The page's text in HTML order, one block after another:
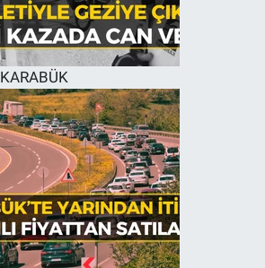
KARABÜK
Tüm Manşetler
Son Dakika Haberleri
Haber Arşivi